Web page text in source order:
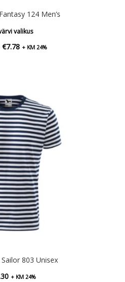
124 Men’s
valikus
€7.78Hinnavahemik:
+ KM 24%
803 Unisex
+ KM 24%